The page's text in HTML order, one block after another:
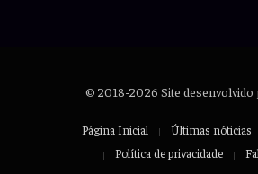
© 2018-2026 Site desenvolvido
Página Inicial Últimas nóticias
Política de privacidade